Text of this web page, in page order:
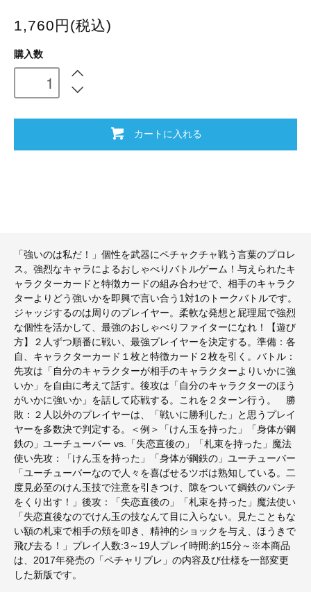
1,760円(税込)
購入数
カートに入れる
「強いのは私だ！」個性を武器にペチャクチャ戦う言葉のプロレ
ス。強烈なキャラによるおしゃべりバトルゲーム！与えられたキ
ャラクターカードと特徴カードの組み合わせで、相手のキャラク
ターよりどう強いかを即興で言い合う1対1のトークバトルです。
ジャッジするのは周りのプレイヤー。柔軟な発想と屁理屈で強烈
な個性を活かして、最強のおしゃべりファイターになれ！【遊び
方】２人ずつ順番に戦い、最強プレイヤーを決定する。準備：各
自、キャラクターカード１枚と特徴カード２枚を引く。バトル：
先攻は「自分のキャラクターが相手のキャラクターよりいかに強
いか」を自由に考えて話す。後攻は「自分のキャラクターのほう
がいかに強いか」を話して応戦する。これを２ターン行う。 勝
敗：２人以外のプレイヤーは、「戦いに勝利した」と思うプレイ
ヤーを多数決で判定する。＜例＞「けん玉を持った」「身体が鋼
鉄の」ユーチューバー vs.「失恋直後の」「札束を持った」魔法
使い先攻：「けん玉を持った」「身体が鋼鉄の」ユーチューバー
「ユーチューバーなので人々を喜ばせるツボは熟知している。二
度見必至のけん玉技で注意を引きつけ、隙をついて鋼鉄のパンチ
をくり出す！」後攻：「失恋直後の」「札束を持った」魔法使い
「失恋直後なのでけん玉の技なんて目に入らない。見たこともな
い額の札束で相手の頬を叩き、精神的ショックを与え、ほうきで
飛び去る！」プレイ人数:3～19人プレイ時間:約15分～※本商品
は、2017年発売の「ペチャリブレ」の内容及び仕様を一部変更
した新版です。